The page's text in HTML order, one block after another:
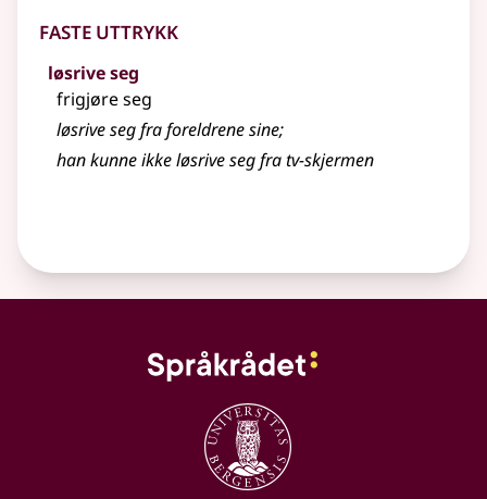
Faste uttrykk
løsrive seg
frigjøre seg
løsrive seg fra foreldrene sine;
han kunne ikke løsrive seg fra tv-skjermen